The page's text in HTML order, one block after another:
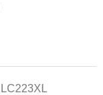
LC223XL